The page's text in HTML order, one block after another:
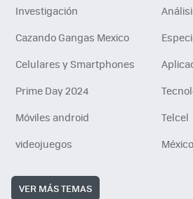
Investigación
Cazando Gangas Mexico
Celulares y Smartphones
Prime Day 2024
Móviles android
Telcel
videojuegos
México
VER MÁS TEMAS